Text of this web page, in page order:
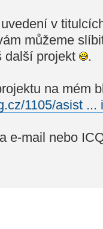
v
můžeme
další projekt
.
na mém
1105/asist ...
e-mail nebo